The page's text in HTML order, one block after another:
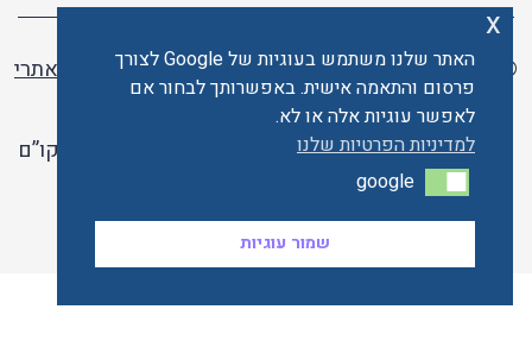
© כל הזכויות שמורות לתו ישראלי | ליאור מזור -
בניית אתרי
וורדפרס
האתר פועל ברשיון אקו”ם
האתר שלנו משתמש בעוגיות של Google לצורך
פרסום והתאמה אישית. באפשרותך לבחור אם
לאפשר עוגיות אלה או לא.
למדיניות הפרטיות שלנו
google
google
שמור עוגיות
x